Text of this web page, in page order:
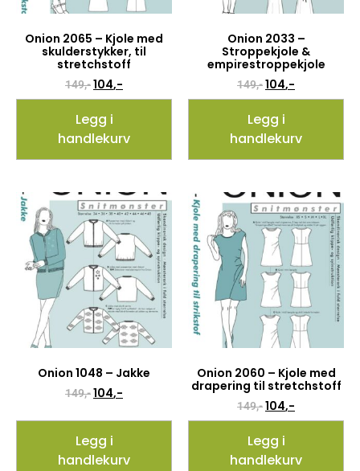
Onion 2065 – Kjole med
skulderstykker, til
stretchstoff
149,-104,-
Legg i
handlekurv
Onion 2033 –
Stroppekjole &
empirestroppekjole
149,-104,-
Legg i
handlekurv
Onion 1048 – Jakke
149,-104,-
Legg i
handlekurv
Onion 2060 – Kjole med
drapering til stretchstoff
149,-104,-
Legg i
handlekurv